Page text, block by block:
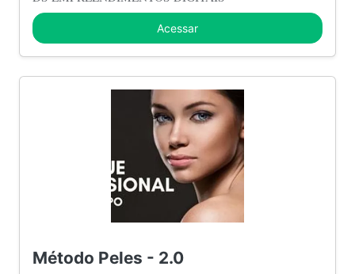
Acessar
Método Peles - 2.0